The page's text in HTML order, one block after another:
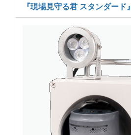
『現場見守る君 スタンダード』